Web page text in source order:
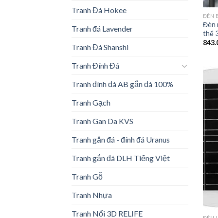
Tranh Đá Hokee
Tranh đá Lavender
Tranh Đá Shanshi
Tranh Đính Đá
Tranh đính đá AB gắn đá 100%
Tranh Gạch
Tranh Gan Da KVS
Tranh gắn đá - đính đá Uranus
Tranh gắn đá DLH Tiếng Việt
Tranh Gỗ
Tranh Nhựa
Tranh Nổi 3D RELIFE
ĐÈN
Đèn
thể